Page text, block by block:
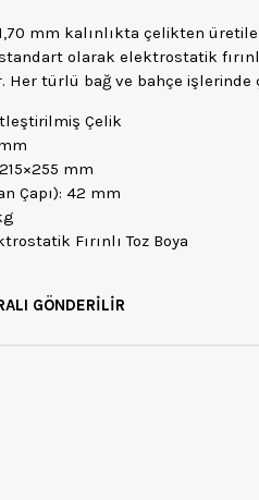
mm kalınlıkta çelikten
olarak elektrostatik
türlü bağ ve bahçe işlerinde
Çelik
mm
Çapı): 42 mm
Fırınlı Toz Boya
GÖNDERİLİR